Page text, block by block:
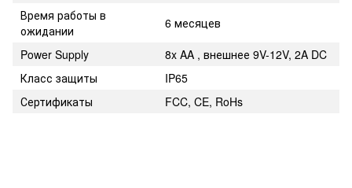
Время работы в
ожидании
6 месяцев
Power Supply
8x AA , внешнее 9V-12V, 2A DC
Класс защиты
IP65
Сертификаты
FCC, CE, RoHs